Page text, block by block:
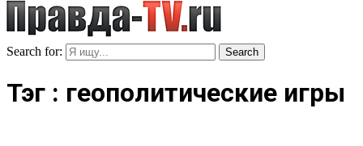
Search for: Search
Тэг : геополитические игры